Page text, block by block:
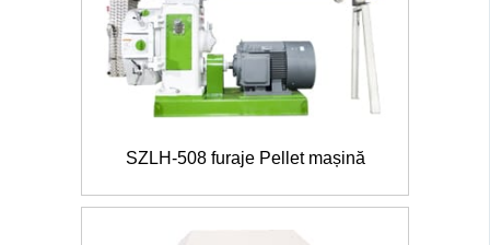
SZLH-508 furaje Pellet mașină